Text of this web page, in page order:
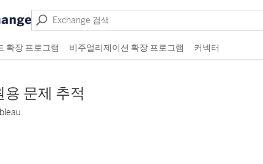
확장 프로그램 비주얼리제이션 확장 프로그램 커넥터
용 문제 추적